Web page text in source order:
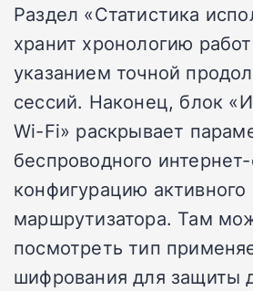
Раздел «Статистика
хранит хронологию
указанием точной
сессий. Наконец, блок
Wi-Fi» раскрывает
беспроводного
конфигурацию активного
маршрутизатора. Там
посмотреть тип
шифрования для защиты